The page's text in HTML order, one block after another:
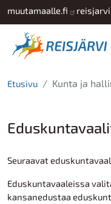
Hyppää pääsisältöön
muutamaalle.fi
Etusivu Kunta ja
Seuraavat
Eduskuntavaaleissa
kansanedustaa